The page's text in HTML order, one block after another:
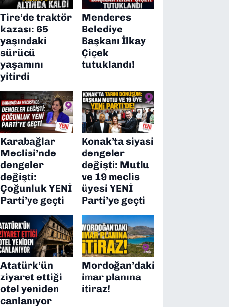
Tire’de traktör
kazası: 65
yaşındaki
sürücü
yaşamını
yitirdi
Menderes
Belediye
Başkanı İlkay
Çiçek
tutuklandı!
Karabağlar
Meclisi’nde
dengeler
değişti:
Çoğunluk YENİ
Parti’ye geçti
Konak’ta siyasi
dengeler
değişti: Mutlu
ve 19 meclis
üyesi YENİ
Parti’ye geçti
Atatürk’ün
ziyaret ettiği
otel yeniden
canlanıyor
Mordoğan’daki
imar planına
itiraz!